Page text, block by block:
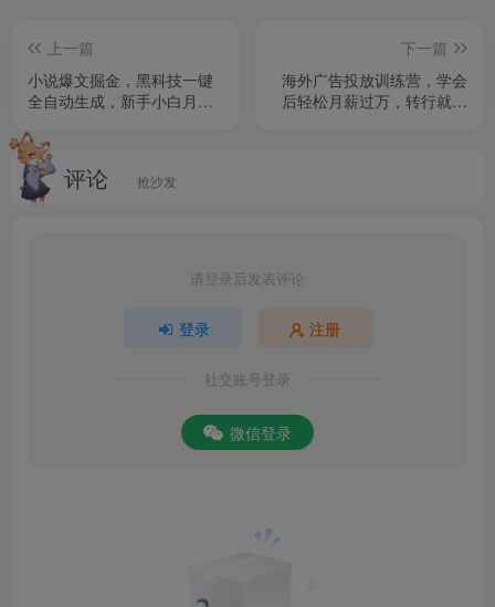
上一篇
小说爆文掘金，黑科技一键
全自动生成，新手小白月入
下一篇
海外广告投放训练营，学会
后轻松月薪过万，转行就业
评论 抢沙发
请登录后发表评论
登录 注册
社交账号登录
微信登录